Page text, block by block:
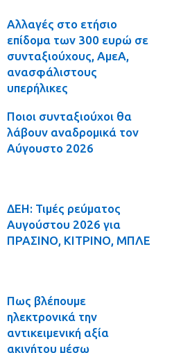
Αλλαγές στο ετήσιο
επίδομα των 300 ευρώ σε
συνταξιούχους, ΑμεΑ,
ανασφάλιστους
υπερήλικες
Ποιοι συνταξιούχοι θα
λάβουν αναδρομικά τον
Αύγουστο 2026
ΔΕΗ: Τιμές ρεύματος
Αυγούστου 2026 για
ΠΡΑΣΙΝΟ, ΚΙΤΡΙΝΟ, ΜΠΛΕ
Πως βλέπουμε
ηλεκτρονικά την
αντικειμενική αξία
ακινήτου μέσω